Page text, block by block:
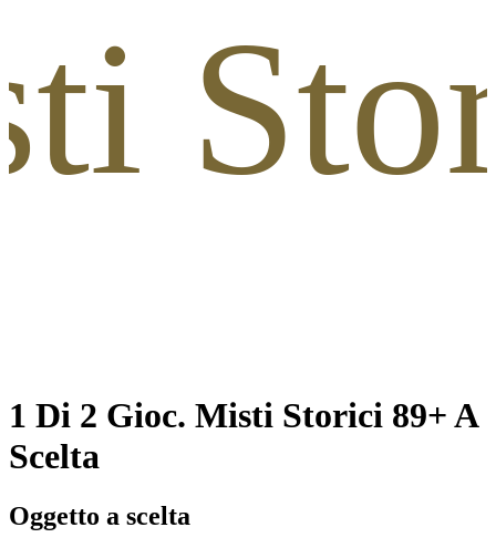
1 Di 2 Gioc. Misti Storici 89+ A
Scelta
Oggetto a scelta